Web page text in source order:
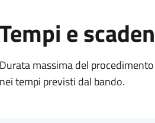
Tempi e
Durata massima del
nei tempi previsti dal bando.